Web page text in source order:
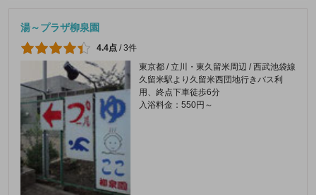
湯～プラザ柳泉園
4.4点 /3件
東京都 / 立川・東久留米周辺 / 西武池袋線
久留米駅より久留米西団地行きバス利
用、終点下車徒歩6分
入浴料金：550円～